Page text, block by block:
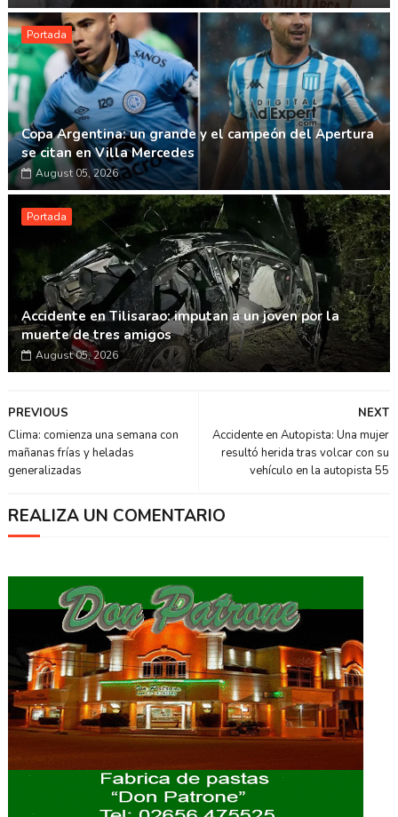
Portada
Copa Argentina: un grande y el campeón del Apertura
se citan en Villa Mercedes
August 05, 2026
Portada
Accidente en Tilisarao: imputan a un joven por la
muerte de tres amigos
August 05, 2026
NEXT
Accidente en Autopista: Una mujer
resultó herida tras volcar con su
vehículo en la autopista 55
PREVIOUS
Clima: comienza una semana con
mañanas frías y heladas
generalizadas
REALIZA UN COMENTARIO